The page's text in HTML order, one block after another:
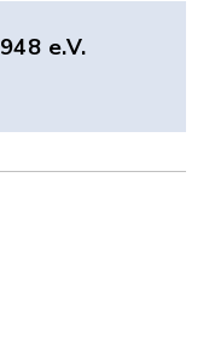
e.V.